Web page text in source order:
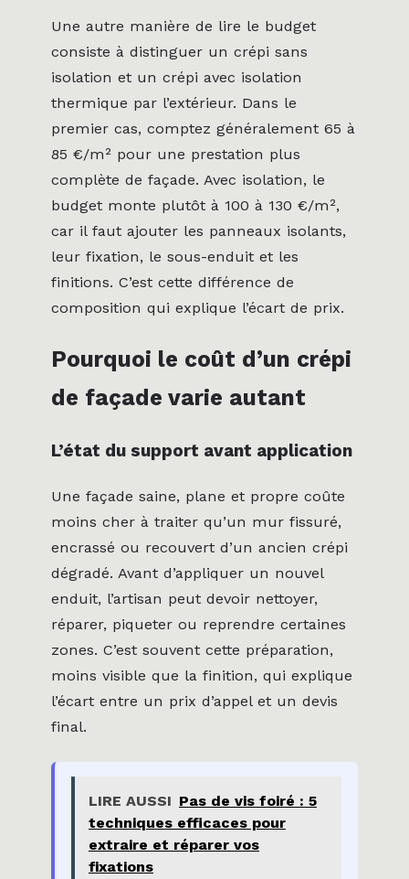
Une autre manière de lire le budget
consiste à distinguer un crépi sans
isolation et un crépi avec isolation
thermique par l’extérieur. Dans le
premier cas, comptez généralement 65 à
85 €/m² pour une prestation plus
complète de façade. Avec isolation, le
budget monte plutôt à 100 à 130 €/m²,
car il faut ajouter les panneaux isolants,
leur fixation, le sous-enduit et les
finitions. C’est cette différence de
composition qui explique l’écart de prix.
Pourquoi le coût d’un crépi
de façade varie autant
L’état du support avant application
Une façade saine, plane et propre coûte
moins cher à traiter qu’un mur fissuré,
encrassé ou recouvert d’un ancien crépi
dégradé. Avant d’appliquer un nouvel
enduit, l’artisan peut devoir nettoyer,
réparer, piqueter ou reprendre certaines
zones. C’est souvent cette préparation,
moins visible que la finition, qui explique
l’écart entre un prix d’appel et un devis
final.
LIRE AUSSI Pas de vis foiré : 5
techniques efficaces pour
extraire et réparer vos
fixations